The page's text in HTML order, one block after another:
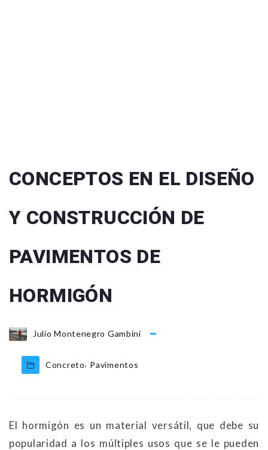
CONCEPTOS EN EL DISEÑO
Y CONSTRUCCIÓN DE
PAVIMENTOS DE
HORMIGÓN
Julio Montenegro Gambini
Concreto, Pavimentos
El hormigón es un material versátil, que debe su
popularidad a los múltiples usos que se le pueden